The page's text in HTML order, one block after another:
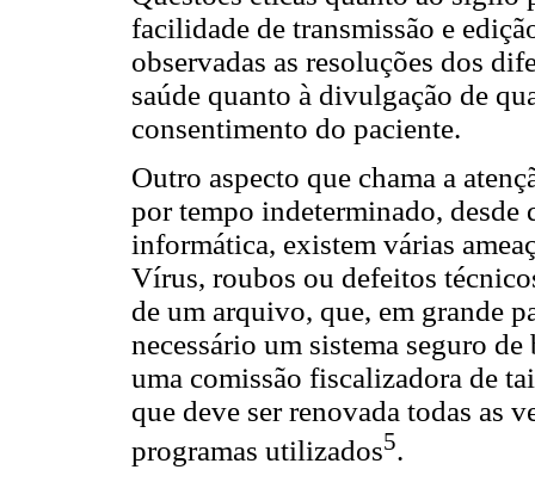
facilidade de transmissão e
observadas as resoluções dos
saúde quanto à divulgação de
consentimento do paciente.
Outro aspecto que chama a
por tempo indeterminado, desde
informática, existem várias
Vírus, roubos ou defeitos
de um arquivo, que, em grande
necessário um sistema seguro
uma comissão fiscalizadora de
que deve ser renovada todas as
programas utilizados5.